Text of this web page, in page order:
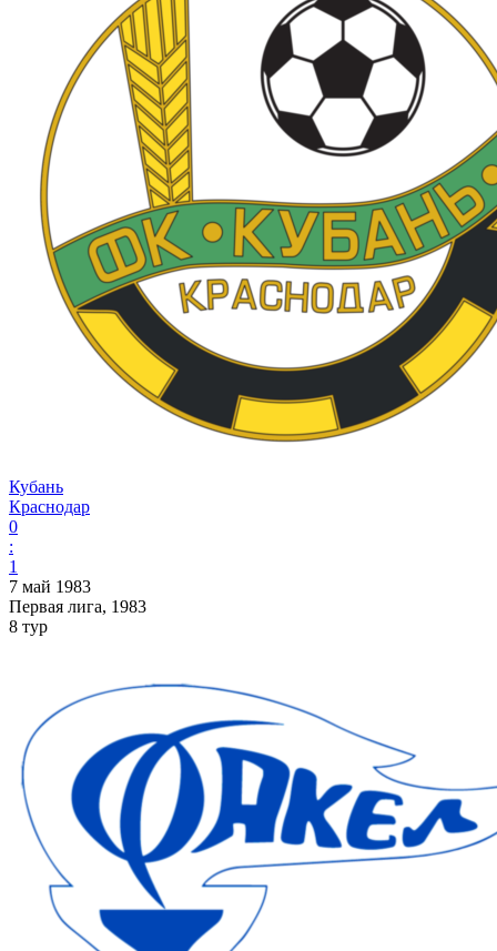
Кубань
Краснодар
0
:
1
7 май 1983
Первая лига, 1983
8 тур